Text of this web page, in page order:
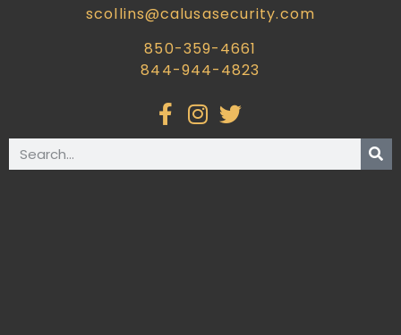
scollins@calusasecurity.com
850-359-4661
844-944-4823